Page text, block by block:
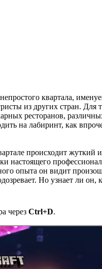
квартала,
из других стран. Для
ресторанов,
на лабиринт, как
происходит жуткий
настоящего
опыта он видит
Но узнает ли он,
через Ctrl+D.